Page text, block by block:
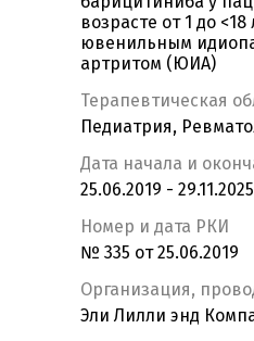
возрасте от 1 до <18
ювенильным
артритом (ЮИА)
Терапевтическая
Педиатрия,
Дата начала и
25.06.2019 - 29.11.2025
Номер и дата РКИ
№ 335 от 25.06.2019
Организация,
Эли Лилли энд